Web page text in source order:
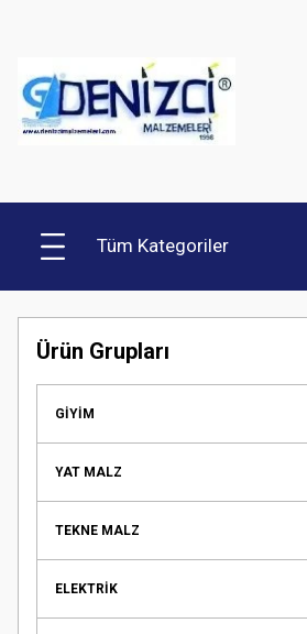
Tüm Kategoriler
Ürün Grupları
GİYİM
YAT MALZ
TEKNE MALZ
ELEKTRİK